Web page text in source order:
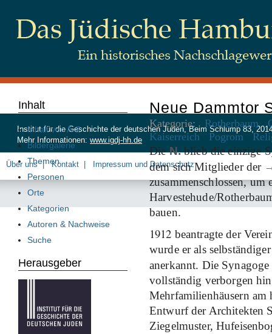
Neue Dammtor
Kategorie: Rotherbaum
Kaiserreich
Pogrom
DieN.blieb die einzige
dem sich Mitglieder der
zusammenschlossen,
Harvestehude/
bauen.
1912 beantragte der
wurde er als
anerkannt. Die
vollständig verborgen
Mehrfamilienhäusern am
Entwurf der Architekten
Ziegelmuster,
Inhalt
Inhalt von A-Z
Bildergalerie
Themen
Personen
Orte
Kategorien
Autoren & Nachweise
Suche
Herausgeber
Institut für die Geschichte der deutschen Juden, Beim Schlump 83,
Mehr Informationen: www.igdj-hh.de
Über uns Kontakt Impressum und Datenschutz